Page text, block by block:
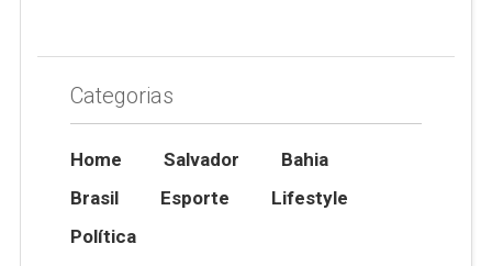
Categorias
Home Salvador
Bahia
Brasil
Esporte
Lifestyle
Política